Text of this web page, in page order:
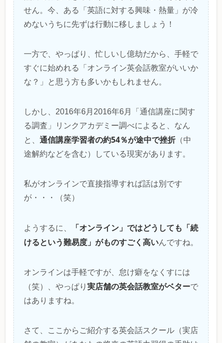
せん。今、ある「英語に対する興味・熱量」が冷
めないうちに先ずは行動に移しましょう！
一方で、やっぱり、忙しいし億劫だから、手軽で
すぐに始めれる「オンライン英会話教室がいいか
な？」と思う方も多いかもしれません。
しかし、2016年6月2016年6月「通信講座に関す
る調査」リンクアカデミー調べによると、なん
と、 通信講座学習者の約54％が途中で挫折 （中
途解約などを含む）している現実があります。
私がオンラインで直接指導すれば話は別です
が・・・（笑）
ようするに、
「オンライン」ではどうしても「続
けるという難易度」がものすごく高いんですね。
オンラインは手軽ですが、怠け癖をなくすには
（笑）、やっぱり 実店舗の英会話教室がベターで
はありますね。
さて、ここからご紹介する英会話スクール（実店